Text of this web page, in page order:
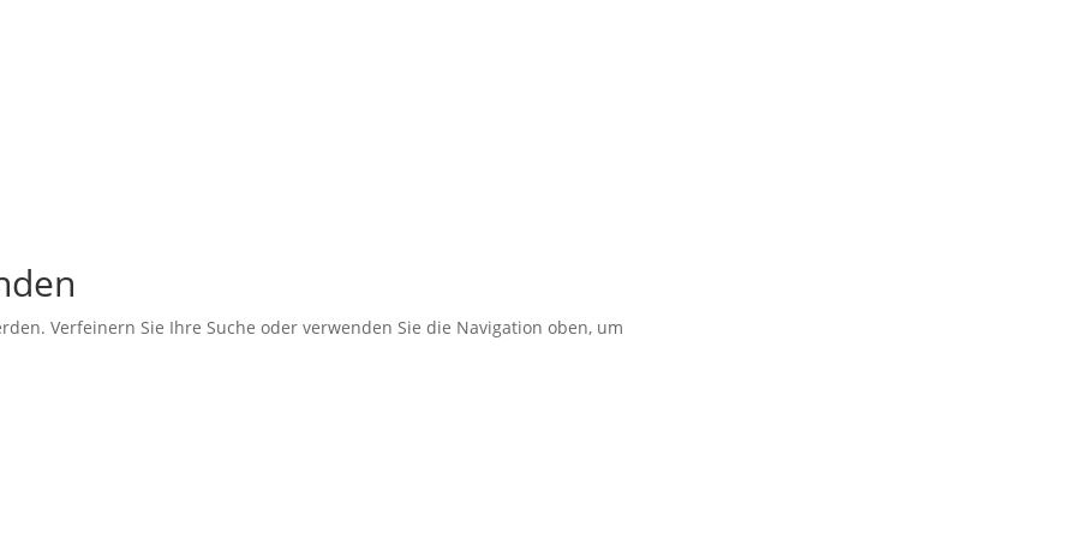
Verfeinern Sie Ihre Suche oder verwenden Sie die Navigation oben, um